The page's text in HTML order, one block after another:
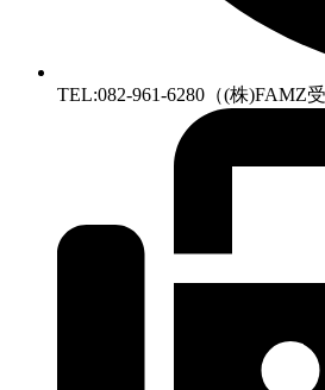
TEL:082-961-6280（(株)FAMZ受